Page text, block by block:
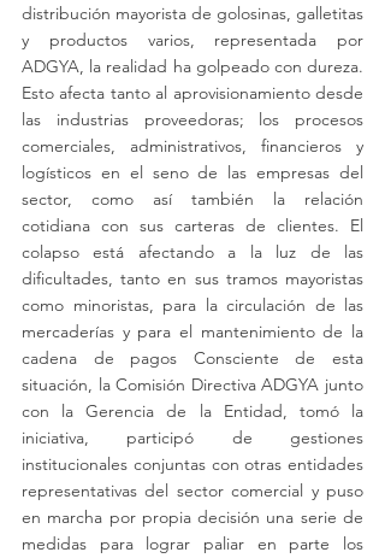
distribución mayorista de golosinas, galletitas
y productos varios, representada por
ADGYA, la realidad ha golpeado con dureza.
Esto afecta tanto al aprovisionamiento desde
las industrias proveedoras; los procesos
comerciales, administrativos, financieros y
logísticos en el seno de las empresas del
sector, como así también la relación
cotidiana con sus carteras de clientes. El
colapso está afectando a la luz de las
dificultades, tanto en sus tramos mayoristas
como minoristas, para la circulación de las
mercaderías y para el mantenimiento de la
cadena de pagos Consciente de esta
situación, la Comisión Directiva ADGYA junto
con la Gerencia de la Entidad, tomó la
iniciativa, participó de gestiones
institucionales conjuntas con otras entidades
representativas del sector comercial y puso
en marcha por propia decisión una serie de
medidas para lograr paliar en parte los